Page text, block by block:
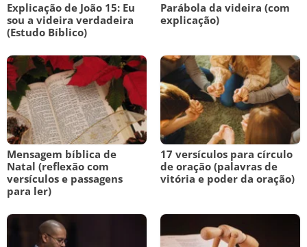
Explicação de João 15: Eu
sou a videira verdadeira
(Estudo Bíblico)
Parábola da videira (com
explicação)
Mensagem bíblica de
Natal (reflexão com
versículos e passagens
para ler)
17 versículos para círculo
de oração (palavras de
vitória e poder da oração)